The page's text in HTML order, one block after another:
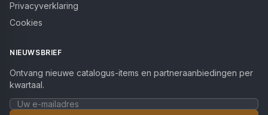
Privacyverklaring
Cookies
NIEUWSBRIEF
Ontvang nieuwe catalogus-items en partneraanbiedingen per
kwartaal.